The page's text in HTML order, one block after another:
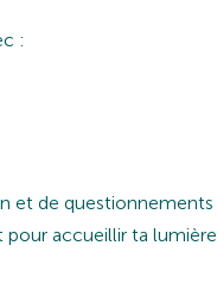
:
de questionnements
accueillir ta